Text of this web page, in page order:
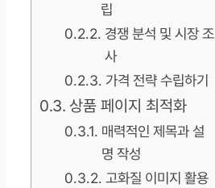
립
경쟁 분석 및 시장 조
사
가격 전략 수립하기
상품 페이지 최적화
매력적인 제목과 설
명 작성
고화질 이미지 활용